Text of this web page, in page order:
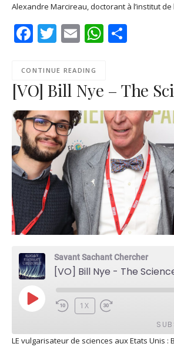
RSS FEED
EMBED
Alexandre Marcireau, doctorant à l’institut
Facebook
Twitter
Email
CONTINUE READING
[VO] Bill Nye – The
Savant Sachant Chercher
[VO] Bill Nye - The
PLAY
EPISODE
1X
LE vulgarisateur de sciences aux Etats Unis :